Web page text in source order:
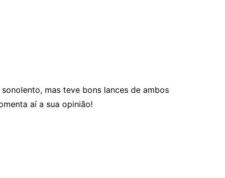
mas teve bons lances de ambos
aí a sua opinião!